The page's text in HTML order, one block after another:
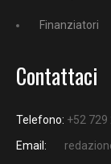
Finanziatori
Contattaci
Telefono: +52 729
Email: